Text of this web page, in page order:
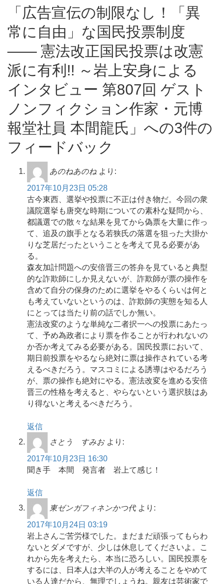
「広告宣伝の制限なし！「異
常に自由」な国民投票制度
―― 憲法改正国民投票は改憲
派に有利!! ～岩上安身による
インタビュー 第807回 ゲスト
ノンフィクション作家・元博
報堂社員 本間龍氏」への3件の
フィードバック
あのねあのね より:
2017年10月23日 05:28
古今東西、選挙や投票に不正は付き物だ。今回の衆
議院選挙も唐突な時期についての素朴な疑問から、
都議選での散々な結果を見てから偽票を大量に作っ
て、追及の旗手となる若狭氏の落選を狙った大掛か
りな芝居だったということを考えて見る必要があ
る。
森友加計問題への安倍晋三の答弁を見ていると典型
的な詐欺師にしか見えないが、詐欺師が票の操作を
含めて自分の保身のために選挙をやるくらいは何と
も考えていないというのは、詐欺師の実態を知る人
にとっては当たり前の話でしか無い。
憲法改変のような単純な二者択一への投票にあたっ
て、予め為政者により票を作ることが行われないの
か否か考えてみる必要がある。国民投票において、
期日前投票をやるなら絶対に票は操作されている考
えるべきだろう。マスコミによる誘導はやるだろう
が、票の操作も絶対にやる。憲法改変を進める安倍
晋三の性格を考えると、やらないという選択肢はあ
り得ないと考えるべきだろう。
返信
さとう すみお より:
2017年10月23日 16:30
聞き手 本間 発言者 岩上て感じ！
返信
東ゼンガフィネンかつ代 より:
2017年10月24日 03:19
岩上さんご苦労様でした。まだまだ頑張ってもらわ
ないとダメですが、少しは休息してくださいよ。こ
れから先を考えたら、本当に恐ろしい。国民投票を
するには、日本人は大半の人が考えることをやめて
いる人達だから、無理でしょうね。親友は芸術家で